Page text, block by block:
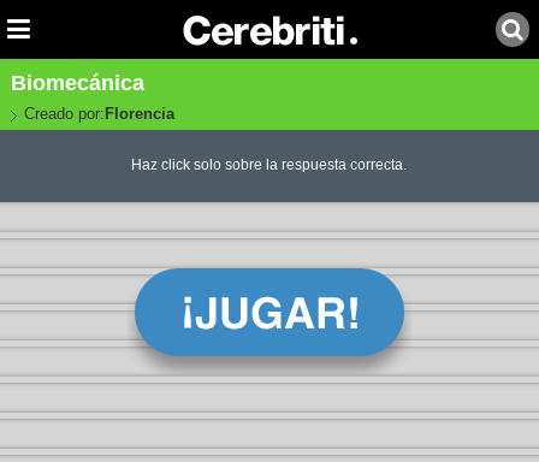
Biomecánica
Creado por: Florencia
Haz click solo sobre la respuesta correcta.